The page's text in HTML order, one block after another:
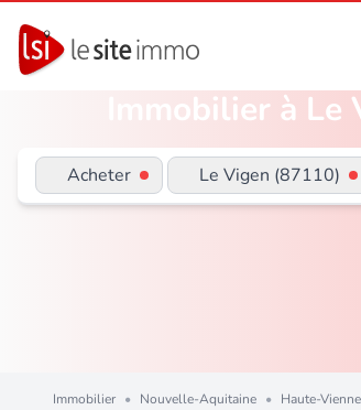
Immobilier à
Acheter Le Vigen (87110)
Immobilier • Nouvelle-Aquitaine • Haute-